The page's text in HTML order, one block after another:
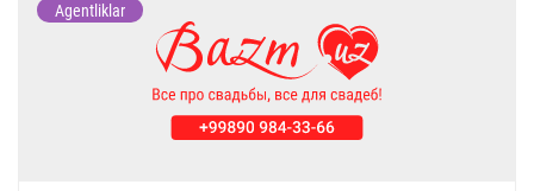
Agentliklar